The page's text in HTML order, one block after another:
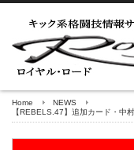
Home
NEWS
【REBELS.47】追加カード・中